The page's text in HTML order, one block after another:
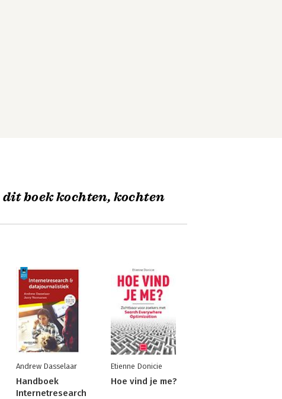
boek kochten, kochten
Andrew Dasselaar
Handboek
Internetresearch
Etienne Donicie
Hoe vind je me?